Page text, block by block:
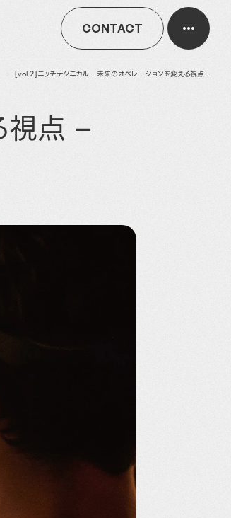
CONTACT
[vol.2]ニッチテクニカル – 未来のオペレーションを変える視点 –
視点 –